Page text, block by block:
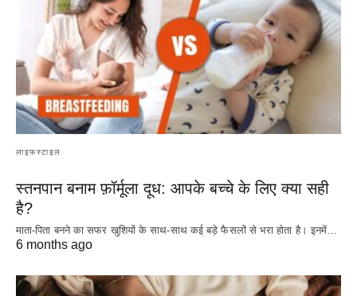
लाइफस्टाइल
स्तनपान बनाम फ़ॉर्मूला दूध: आपके बच्चे के लिए क्या सही
है?
माता-पिता बनने का सफर खुशियों के साथ-साथ कई बड़े फैसलों से भरा होता है। इनमें…
6 months ago